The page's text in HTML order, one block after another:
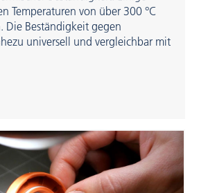
Temperaturen von über 300 °C
Die Beständigkeit gegen
universell und vergleichbar mit